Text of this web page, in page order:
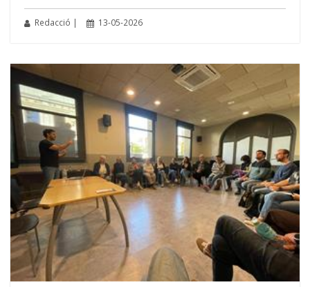
Redacció | 13-05-2026